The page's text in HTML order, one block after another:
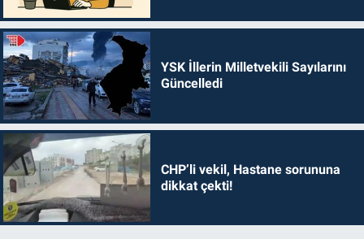
YSK İllerin Milletvekili Sayılarını
Güncelledi
CHP’li vekil, Hastane sorununa
dikkat çekti!